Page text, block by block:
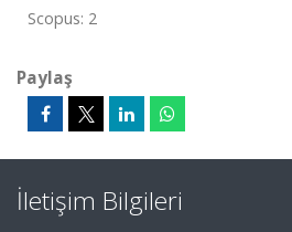
Scopus: 2
Paylaş
İletişim Bilgileri